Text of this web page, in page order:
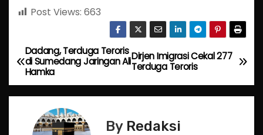
Post Views: 663
P
o
Dirjen Imigrasi Cekal 277
Terduga Teroris
Dadang, Terduga Teroris
di Sumedang Jaringan Ali
Hamka
By Redaksi